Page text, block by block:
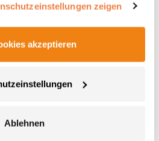
zeigen
akzeptieren
Ablehnen